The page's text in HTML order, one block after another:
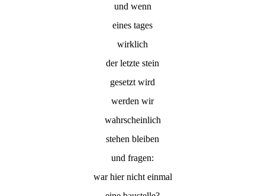
und wenn
eines tages
wirklich
der letzte stein
gesetzt wird
werden wir
wahrscheinlich
stehen bleiben
und fragen:
war hier nicht einmal